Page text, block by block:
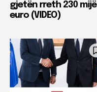
gjetën rreth 230 mijë
euro (VIDEO)